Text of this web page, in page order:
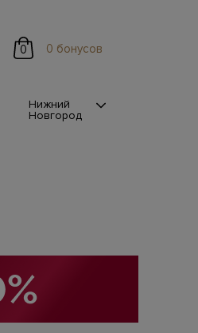
0 0 бонусов
Нижний
Новгород